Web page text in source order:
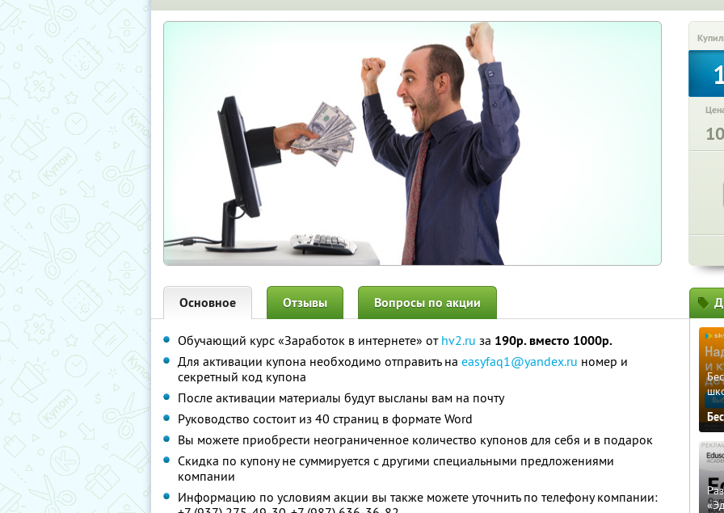
Основное Отзывы Вопросы по акции
Обучающий курс «Заработок в интернете» от hv2.ru за 190р. вместо 1000р.
Для активации купона необходимо отправить на easyfaq1@yandex.ru номер и
секретный код купона
После активации материалы будут высланы вам на почту
Руководство состоит из 40 страниц в формате Word
Вы можете приобрести неограниченное количество купонов для себя и в подарок
Скидка по купону не суммируется с другими специальными предложениями
компании
Информацию по условиям акции вы также можете уточнить по телефону компании: